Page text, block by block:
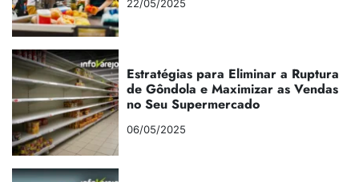
22/05/2025
Estratégias para Eliminar a Ruptura
de Gôndola e Maximizar as Vendas
no Seu Supermercado
06/05/2025